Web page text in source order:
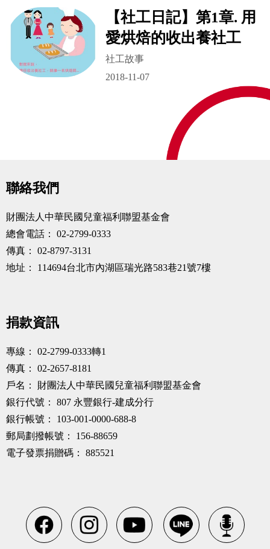
【社工日記】第1章. 用
愛烘焙的收出養社工
社工故事
2018-11-07
聯絡我們
財團法人中華民國兒童福利聯盟基金會
總會電話：
02-2799-0333
傳真：
02-8797-3131
地址：
114694台北市內湖區瑞光路583巷21號7樓
捐款資訊
專線：
02-2799-0333轉1
傳真：
02-2657-8181
戶名：
財團法人中華民國兒童福利聯盟基金會
銀行代號：
807 永豐銀行-建成分行
銀行帳號：
103-001-0000-688-8
郵局劃撥帳號：
156-88659
電子發票捐贈碼：
885521